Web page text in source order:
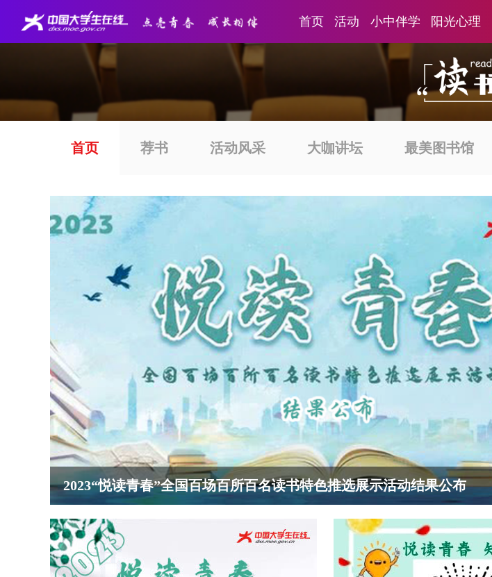
首页 活动 小中伴学 阳光心理
首页 荐书 活动风采 大咖讲坛 最美图书馆
2023“悦读青春”全国百场百所百名读书特色推选展示活动结果公布